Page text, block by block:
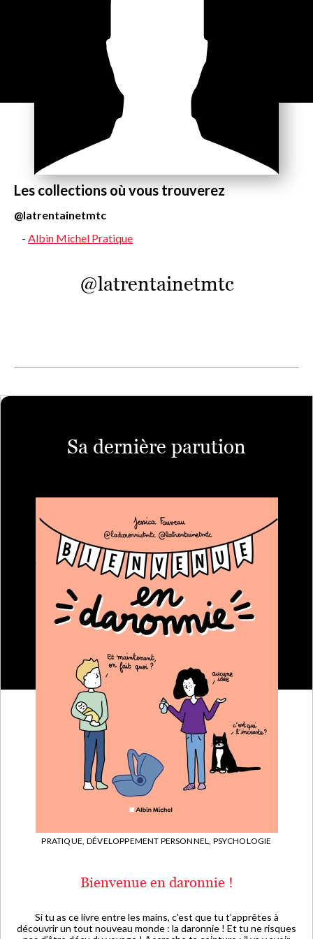
Les collections où vous trouverez
@latrentainetmtc
Albin Michel Pratique
@latrentainetmtc
Sa dernière parution
PRATIQUE, DÉVELOPPEMENT PERSONNEL, PSYCHOLOGIE
Bienvenue en daronnie !
Si tu as ce livre entre les mains, c'est que tu t’apprêtes à
découvrir un tout nouveau monde : la daronnie ! Et tu ne risques